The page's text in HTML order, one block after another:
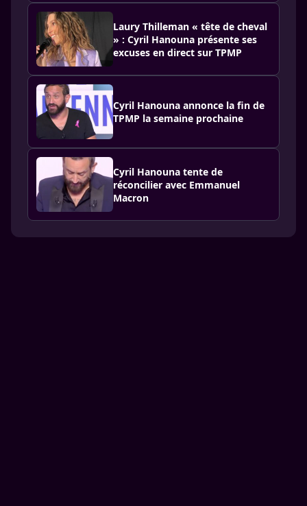
Laury Thilleman « tête de cheval
» : Cyril Hanouna présente ses
excuses en direct sur TPMP
Cyril Hanouna annonce la fin de
TPMP la semaine prochaine
Cyril Hanouna tente de
réconcilier avec Emmanuel
Macron